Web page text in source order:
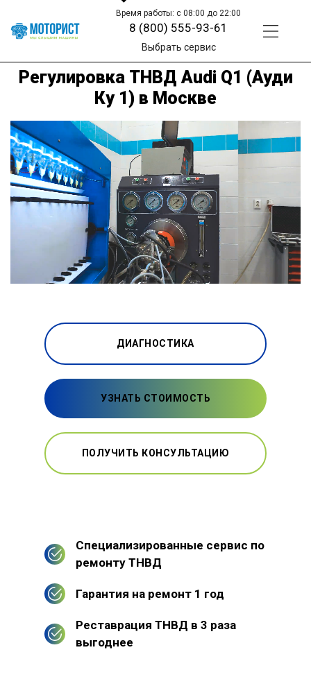
Время работы: с 08:00 до 22:00
8 (800) 555-93-61
Выбрать сервис
Регулировка ТНВД Audi Q1 (Ауди
Ку 1) в Москве
ДИАГНОСТИКА
УЗНАТЬ СТОИМОСТЬ
ПОЛУЧИТЬ КОНСУЛЬТАЦИЮ
Специализированные сервис по
ремонту ТНВД
Гарантия на ремонт 1 год
Реставрация ТНВД в 3 раза
выгоднее